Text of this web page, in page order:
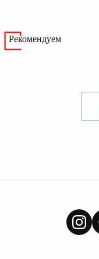
Рекомендуем